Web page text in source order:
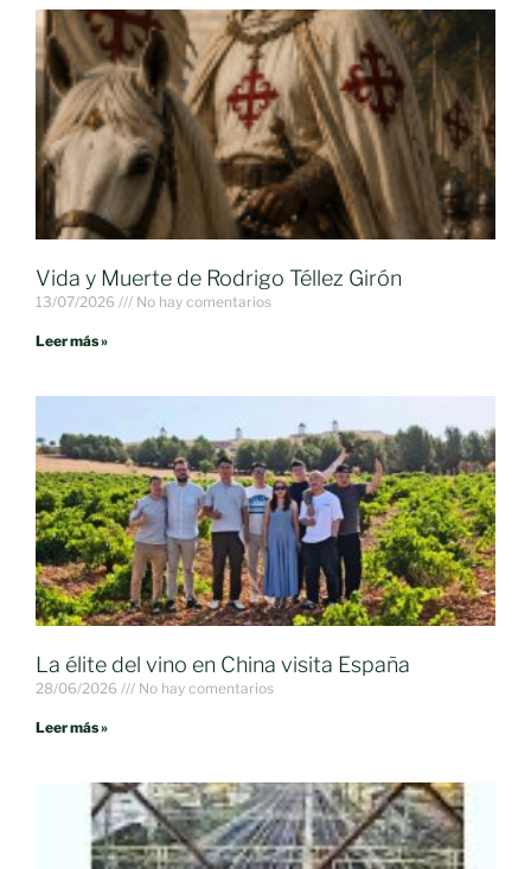
Vida y Muerte de Rodrigo Téllez Girón
13/07/2026 No hay comentarios
Leer más »
La élite del vino en China visita España
28/06/2026 No hay comentarios
Leer más »